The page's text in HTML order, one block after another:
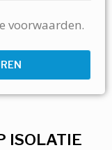
ISOLATIE
voorwaarden.